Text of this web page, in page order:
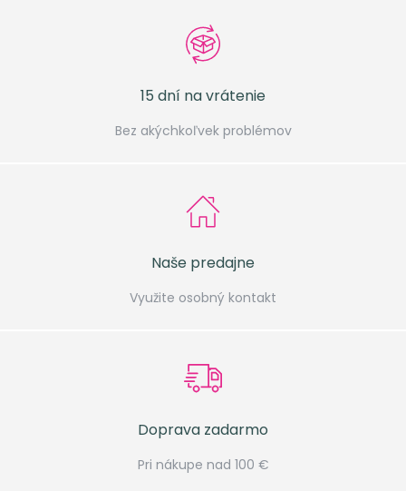
15 dní na vrátenie
Bez akýchkoľvek problémov
Naše predajne
Využite osobný kontakt
Doprava zadarmo
Pri nákupe nad 100 €